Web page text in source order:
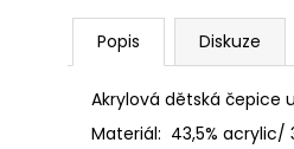
Popis Diskuze
Akrylová dětská čepice
Materiál: 43,5% acrylic/